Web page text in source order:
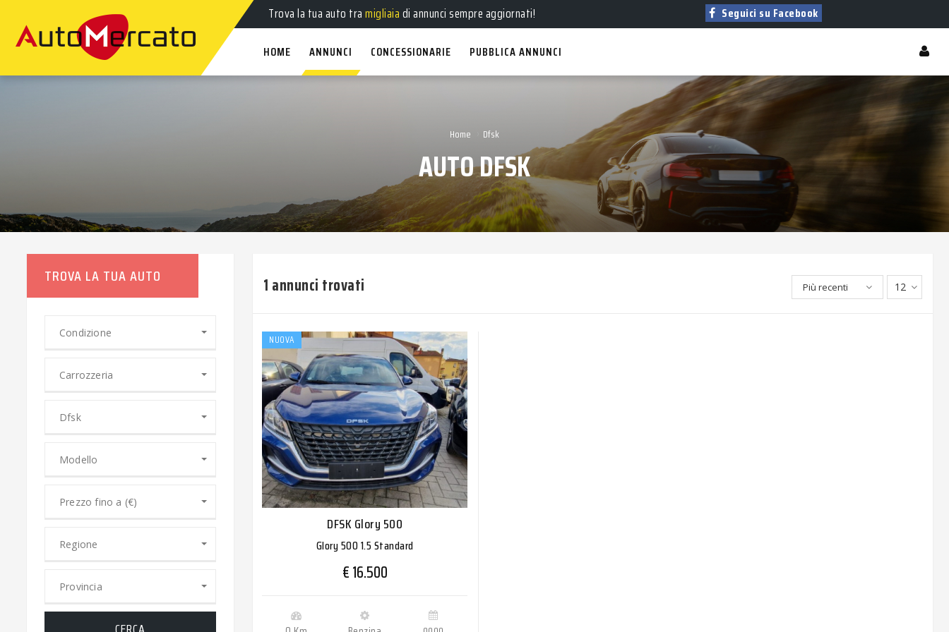
Autonuove,usate, akm 0eaziendaliin vendita!
Trova la tua auto tramigliaiadi annunci sempre aggiornati!
Seguici su Facebook
HOME ANNUNCI CONCESSIONARIE PUBBLICA ANNUNCI
Home Dfsk
AUTO DFSK
1 annunci trovati 12
Più recenti
NUOVA
DFSK Glory 500
Glory 500 1.5 Standard
€ 16.500
TROVA LA TUA AUTO
Condizione
Carrozzeria
Dfsk
Modello
Prezzo fino a (€)
Regione
Provincia